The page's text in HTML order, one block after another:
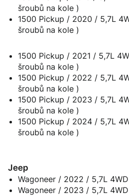
šroubů na kole )
1500 Pickup / 2020 / 5,7L
šroubů na kole )
1500 Pickup / 2021 / 5,7L 4WD / DT - model ( 6
šroubů na kole )
1500 Pickup / 2022 / 5,7L 4WD / DT - model ( 6
šroubů na kole )
1500 Pickup / 2023 / 5,7L 4WD / DT - model ( 6
šroubů na kole )
1500 Pickup / 2024 / 5,7L 4WD / DT - model ( 6
šroubů na kole )
Jeep
Wagoneer / 2022 / 5,7L 4WD
Wagoneer / 2023 / 5,7L 4WD